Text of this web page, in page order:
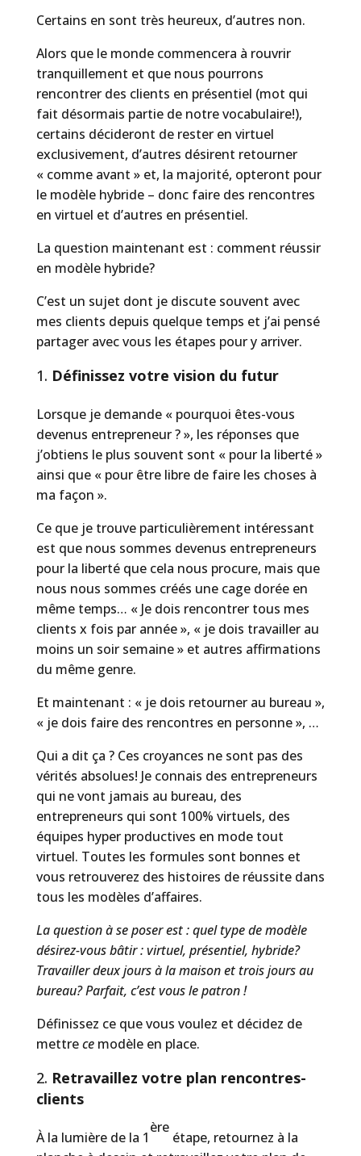
Certains en sont très heureux, d’autres non.
Alors que le monde commencera à rouvrir
tranquillement et que nous pourrons
rencontrer des clients en présentiel (mot qui
fait désormais partie de notre vocabulaire!),
certains décideront de rester en virtuel
exclusivement, d’autres désirent retourner
« comme avant » et, la majorité, opteront pour
le modèle hybride – donc faire des rencontres
en virtuel et d’autres en présentiel.
La question maintenant est : comment réussir
en modèle hybride?
C’est un sujet dont je discute souvent avec
mes clients depuis quelque temps et j’ai pensé
partager avec vous les étapes pour y arriver.
Définissez votre vision du futur
Lorsque je demande « pourquoi êtes-vous
devenus entrepreneur ? », les réponses que
j’obtiens le plus souvent sont « pour la liberté »
ainsi que « pour être libre de faire les choses à
ma façon ».
Ce que je trouve particulièrement intéressant
est que nous sommes devenus entrepreneurs
pour la liberté que cela nous procure, mais que
nous nous sommes créés une cage dorée en
même temps… « Je dois rencontrer tous mes
clients x fois par année », « je dois travailler au
moins un soir semaine » et autres affirmations
du même genre.
Et maintenant : « je dois retourner au bureau »,
« je dois faire des rencontres en personne », …
Qui a dit ça ? Ces croyances ne sont pas des
vérités absolues! Je connais des entrepreneurs
qui ne vont jamais au bureau, des
entrepreneurs qui sont 100% virtuels, des
équipes hyper productives en mode tout
virtuel. Toutes les formules sont bonnes et
vous retrouverez des histoires de réussite dans
tous les modèles d’affaires.
La question à se poser est : quel type de modèle
désirez-vous bâtir : virtuel, présentiel, hybride?
Travailler deux jours à la maison et trois jours au
bureau? Parfait, c’est vous le patron !
Définissez ce que vous voulez et décidez de
mettrecemodèle en place.
Retravaillez votre plan rencontres-
clients
À la lumière de la 1
ère
étape, retournez à la